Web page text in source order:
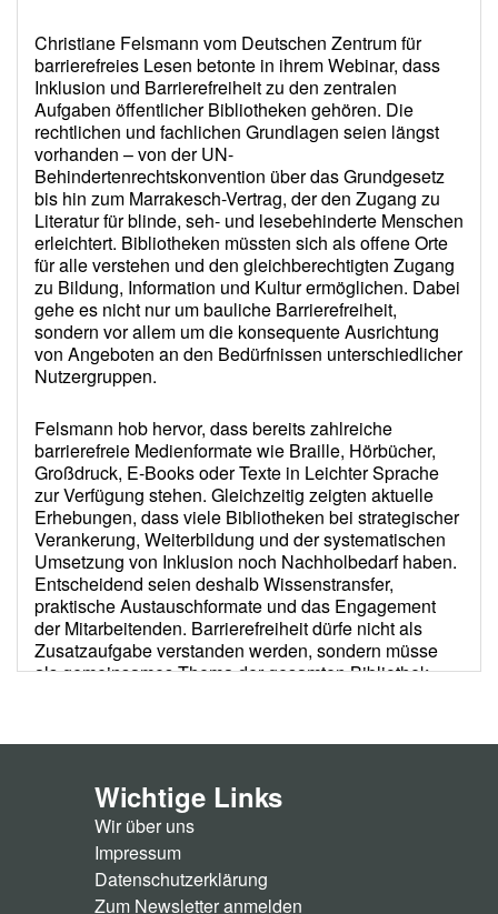
Wichtige Links
Wir über uns
Impressum
Datenschutzerklärung
Zum Newsletter anmelden